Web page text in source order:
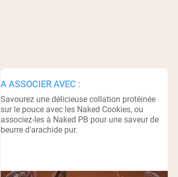
A ASSOCIER AVEC :
Savourez une délicieuse collation protéinée
sur le pouce avec les Naked Cookies, ou
associez-les à Naked PB pour une saveur de
beurre d'arachide pur.